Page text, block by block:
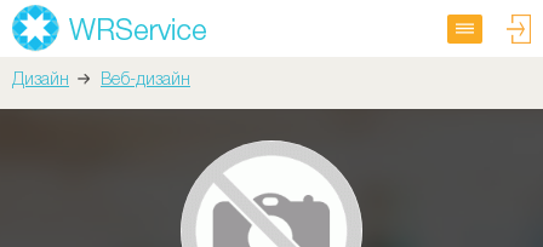
Дизайн Веб-дизайн